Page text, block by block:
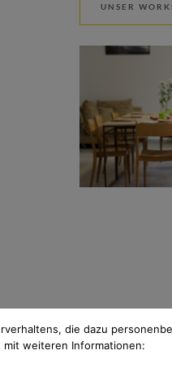
UNSER
die dazu
weiteren Informationen: